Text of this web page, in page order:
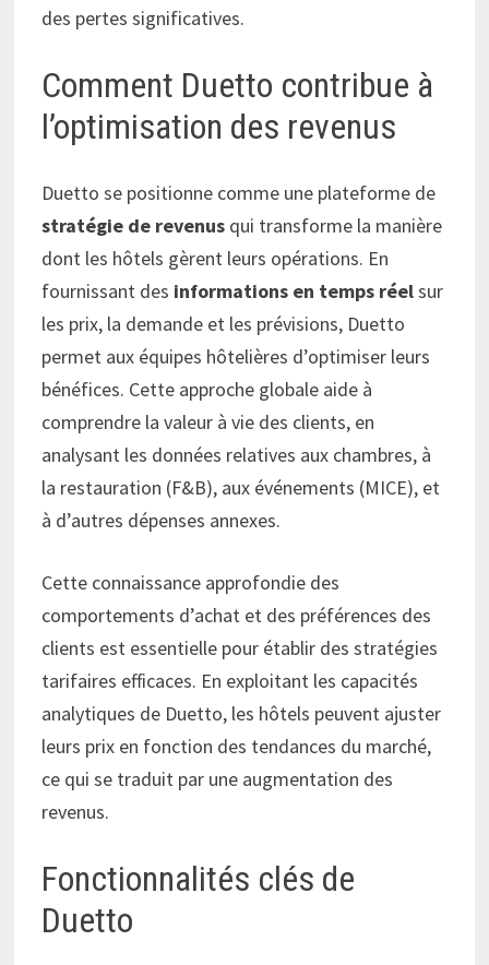
des pertes significatives.
Comment Duetto contribue à
l’optimisation des revenus
Duetto se positionne comme une plateforme de
stratégie de revenus qui transforme la manière
dont les hôtels gèrent leurs opérations. En
fournissant des informations en temps réelsur
les prix, la demande et les prévisions, Duetto
permet aux équipes hôtelières d’optimiser leurs
bénéfices. Cette approche globale aide à
comprendre la valeur à vie des clients, en
analysant les données relatives aux chambres, à
la restauration (F&B), aux événements (MICE), et
à d’autres dépenses annexes.
Cette connaissance approfondie des
comportements d’achat et des préférences des
clients est essentielle pour établir des stratégies
tarifaires efficaces. En exploitant les capacités
analytiques de Duetto, les hôtels peuvent ajuster
leurs prix en fonction des tendances du marché,
ce qui se traduit par une augmentation des
revenus.
Fonctionnalités clés de
Duetto